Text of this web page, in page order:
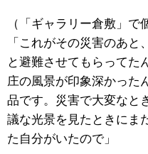
（「ギャラリー倉敷」で
「これがその災害のあ
と避難させてもらってた
庄の風景が印象深かった
品です。災害で大変なと
議な光景を見たときにま
た自分がいたので」